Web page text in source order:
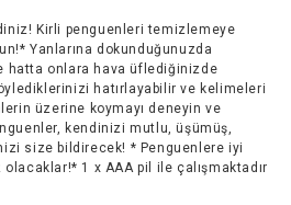
Kirli penguenleri temizlemeye
Yanlarına dokunduğunuzda
hatta onlara hava üflediğinizde
hatırlayabilir ve kelimeleri
üzerine koymayı deneyin ve
kendinizi mutlu, üşümüş,
size bildirecek! * Penguenlere iyi
1 x AAA pil ile çalışmaktadır